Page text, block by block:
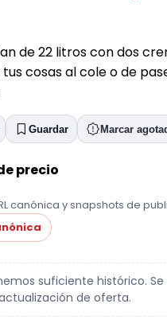
de 22 litros con dos
cosas al cole o de
Guardar Marcar
precio
canónica y snapshots de
suficiente histórico. Se
de oferta.